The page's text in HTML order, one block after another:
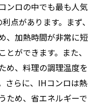
ンロの中でも最も人気
点があります。まず、
、加熱時間が非常に短
ができます。また、
め、料理の調理温度を
さらに、IHコンロは熱
ため、省エネルギーで